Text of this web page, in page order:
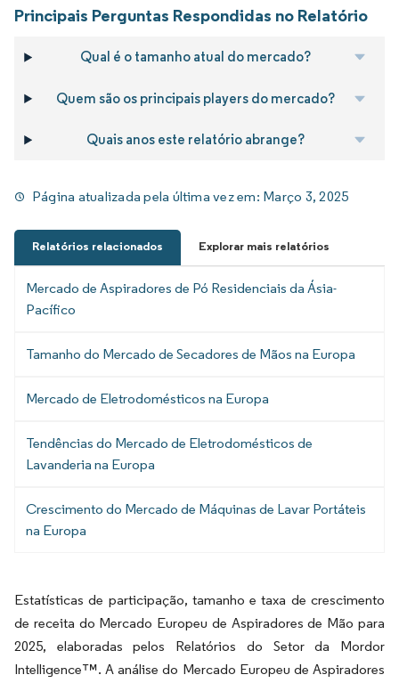
Principais Perguntas Respondidas no Relatório
Qual é o tamanho atual do mercado?
Quem são os principais players do mercado?
Quais anos este relatório abrange?
Página atualizada pela última vez em: Março 3, 2025
Relatórios relacionados Explorar mais relatórios
Mercado de Aspiradores de Pó Residenciais da Ásia-
Pacífico
Tamanho do Mercado de Secadores de Mãos na Europa
Mercado de Eletrodomésticos na Europa
Tendências do Mercado de Eletrodomésticos de
Lavanderia na Europa
Crescimento do Mercado de Máquinas de Lavar Portáteis
na Europa
Estatísticas de participação, tamanho e taxa de crescimento
de receita do Mercado Europeu de Aspiradores de Mão para
2025, elaboradas pelos Relatórios do Setor da Mordor
Intelligence™. A análise do Mercado Europeu de Aspiradores